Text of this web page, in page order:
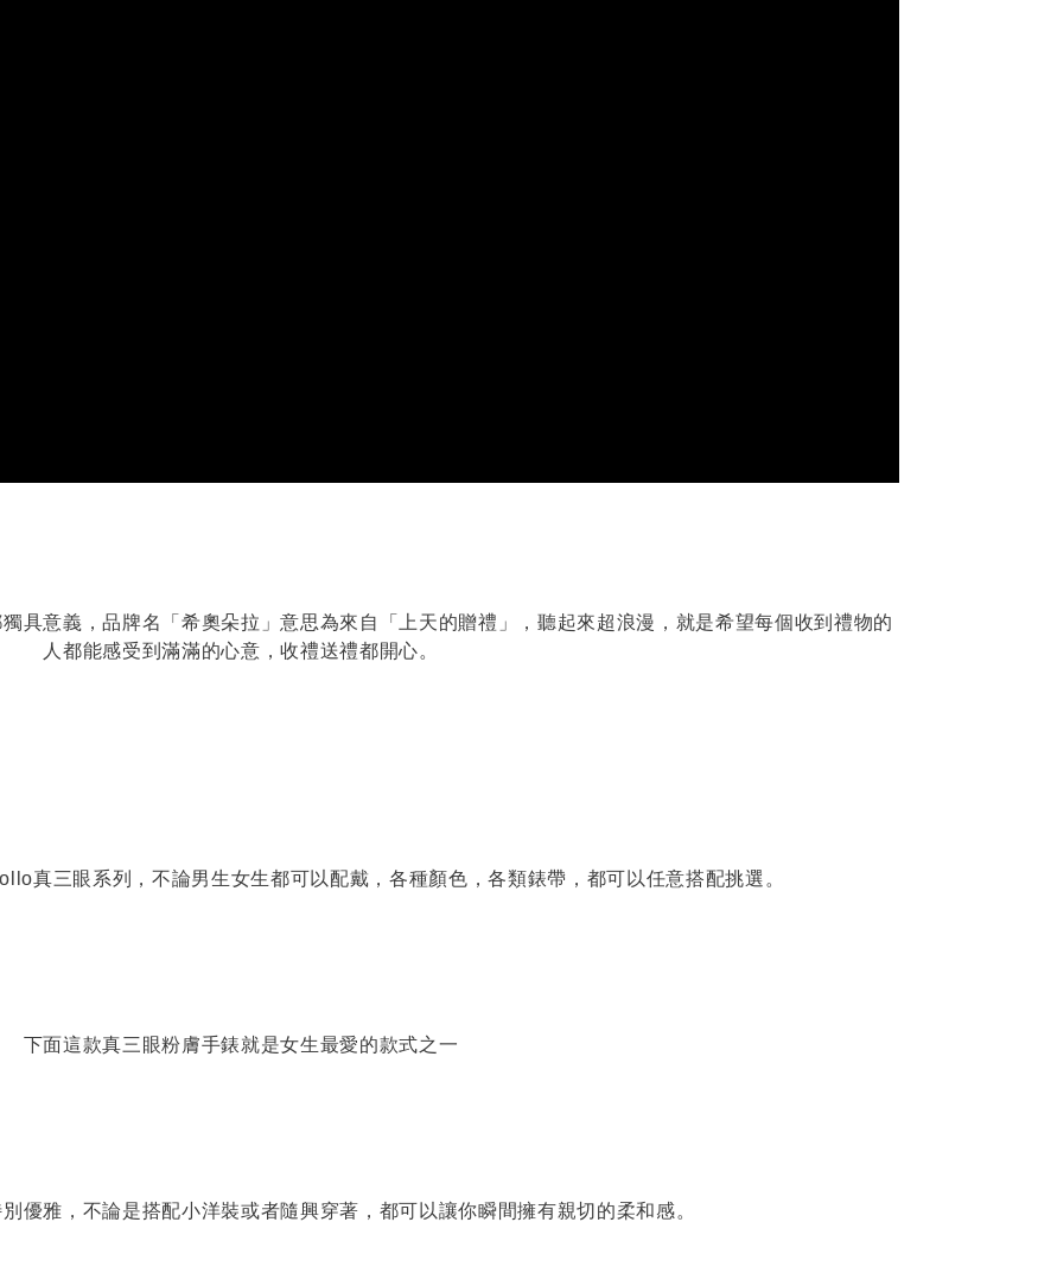
具意義，品牌名「希奧朵拉」意思為來自「上天的贈禮」，聽起來超浪漫，就是希望每個收到禮物的
人都能感受到滿滿的心意，收禮送禮都開心。
真三眼系列，不論男生女生都可以配戴，各種顏色，各類錶帶，都可以任意搭配挑選。
下面這款真三眼粉膚手錶就是女生最愛的款式之一
優雅，不論是搭配小洋裝或者隨興穿著，都可以讓你瞬間擁有親切的柔和感。